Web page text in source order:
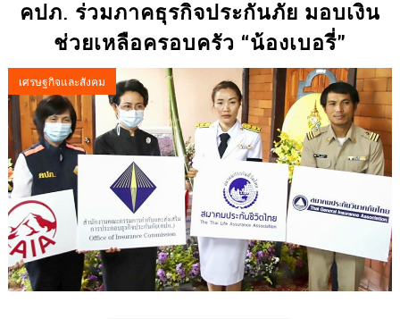
คปภ. ร่วมภาคธุรกิจประกันภัย มอบเงิน
ช่วยเหลือครอบครัว “น้องเบอรี่”
เศรษฐกิจและสังคม